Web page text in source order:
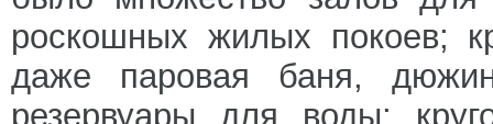
роскошных жилых покоев;
даже паровая баня,
резервуары для воды;